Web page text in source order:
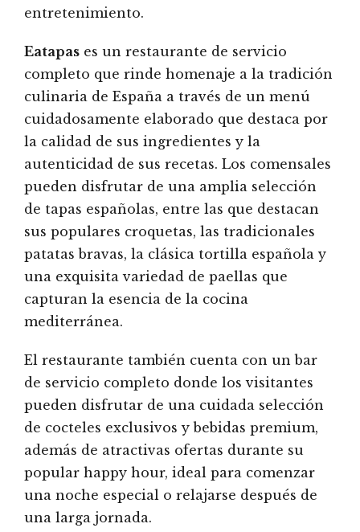
entretenimiento.
Eatapas es un restaurante de servicio
completo que rinde homenaje a la tradición
culinaria de España a través de un menú
cuidadosamente elaborado que destaca por
la calidad de sus ingredientes y la
autenticidad de sus recetas. Los comensales
pueden disfrutar de una amplia selección
de tapas españolas, entre las que destacan
sus populares croquetas, las tradicionales
patatas bravas, la clásica tortilla española y
una exquisita variedad de paellas que
capturan la esencia de la cocina
mediterránea.
El restaurante también cuenta con un bar
de servicio completo donde los visitantes
pueden disfrutar de una cuidada selección
de cocteles exclusivos y bebidas premium,
además de atractivas ofertas durante su
popular happy hour, ideal para comenzar
una noche especial o relajarse después de
una larga jornada.